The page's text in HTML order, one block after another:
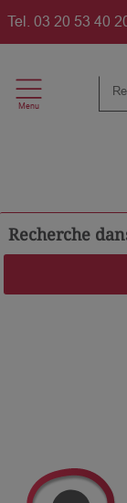
Tel. 03 20 53 40
Recherche